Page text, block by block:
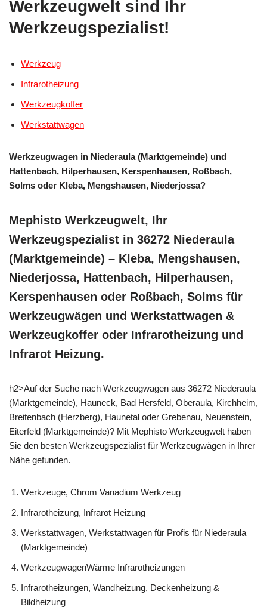
Werkzeugwelt sind Ihr
Werkzeugspezialist!
Werkzeug
Infrarotheizung
Werkzeugkoffer
Werkstattwagen
Werkzeugwagen in Niederaula (Marktgemeinde) und
Hattenbach, Hilperhausen, Kerspenhausen, Roßbach,
Solms oder Kleba, Mengshausen, Niederjossa?
Mephisto Werkzeugwelt, Ihr
Werkzeugspezialist in 36272 Niederaula
(Marktgemeinde) – Kleba, Mengshausen,
Niederjossa, Hattenbach, Hilperhausen,
Kerspenhausen oder Roßbach, Solms für
Werkzeugwägen und Werkstattwagen &
Werkzeugkoffer oder Infrarotheizung und
Infrarot Heizung.
h2>Auf der Suche nach Werkzeugwagen aus 36272 Niederaula
(Marktgemeinde), Hauneck, Bad Hersfeld, Oberaula, Kirchheim,
Breitenbach (Herzberg), Haunetal oder Grebenau, Neuenstein,
Eiterfeld (Marktgemeinde)? Mit Mephisto Werkzeugwelt haben
Sie den besten Werkzeugspezialist für Werkzeugwägen in Ihrer
Nähe gefunden.
Werkzeuge, Chrom Vanadium Werkzeug
Infrarotheizung, Infrarot Heizung
Werkstattwagen, Werkstattwagen für Profis für Niederaula
(Marktgemeinde)
WerkzeugwagenWärme Infrarotheizungen
Infrarotheizungen, Wandheizung, Deckenheizung &
Bildheizung